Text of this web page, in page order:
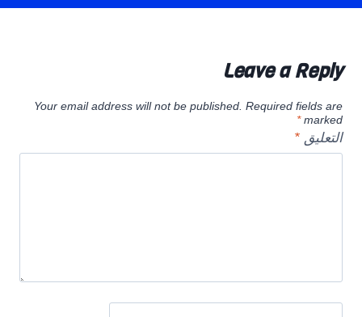
Leave a Reply
Your email address will not be published. Required fields are
marked
*
التعليق *